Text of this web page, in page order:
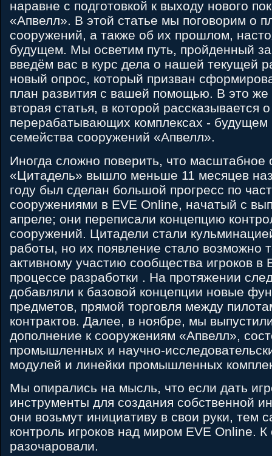
наравне с подготовкой к выходу нового
«Апвелл». В этой статье мы поговорим о
сооружений, а также об их прошлом,
будущем. Мы осветим путь, пройденный
введём вас в курс дела о нашей текущей
новый опрос, который призван
план развития с вашей помощью. В это же
вторая статья, в которой рассказывается о
перерабатывающих комплексах - будущем
семейства сооружений «Апвелл».
Иногда сложно поверить, что масштабное
«Цитадель» вышло меньше 11 месяцев
году был сделан большой прогресс по
сооружениями в EVE Online, начатый с
апреле; они переписали концепцию
сооружений. Цитадели стали
работы, но их появление стало возможно
активному участию сообщества игроков в
процессе разработки . На протяжении
добавляли к базовой концепции новые
предметов, прямой торговля между
контрактов. Далее, в ноябре, мы
дополнение к сооружениям «Апвелл»,
промышленных и научно-
модулей и линейки промышленных
Мы опирались на мысль, что если дать
инструменты для создания собственной
они возьмут инициативу в свои руки, тем
контроль игроков над миром EVE Online.
разочаровали.